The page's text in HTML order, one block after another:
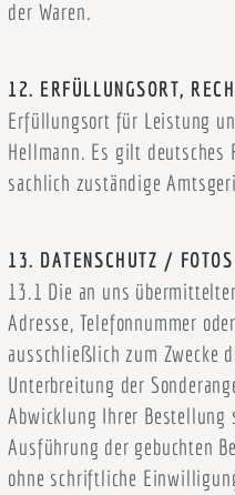
der Waren.
12. ERFÜLLUNGSORT,
Erfüllungsort für Leistung
Hellmann. Es gilt deutsches
sachlich zuständige
13. DATENSCHUTZ / FOTOS
13.1 Die an uns
Adresse, Telefonnummer
ausschließlich zum Zwecke
Unterbreitung der
Abwicklung Ihrer Bestellung
Ausführung der gebuchten
ohne schriftliche